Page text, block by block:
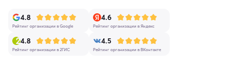
4.8
Рейтинг организации в Google
4.6
Рейтинг организации в Яндекс
4.8
Рейтинг организации в 2ГИС
4.5
Рейтинг организации в ВКонтакте